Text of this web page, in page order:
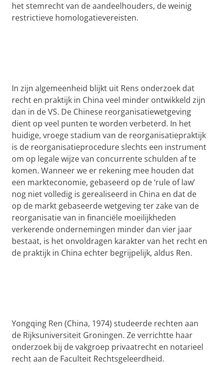
het stemrecht van de aandeelhouders, de weinig
restrictieve homologatievereisten.
In zijn algemeenheid blijkt uit Rens onderzoek dat
recht en praktijk in China veel minder ontwikkeld zijn
dan in de VS. De Chinese reorganisatiewetgeving
dient op veel punten te worden verbeterd. In het
huidige, vroege stadium van de reorganisatiepraktijk
is de reorganisatieprocedure slechts een instrument
om op legale wijze van concurrente schulden af te
komen. Wanneer we er rekening mee houden dat
een markteconomie, gebaseerd op de ‘rule of law’
nog niet volledig is gerealiseerd in China en dat de
op de markt gebaseerde wetgeving ter zake van de
reorganisatie van in financiële moeilijkheden
verkerende ondernemingen minder dan vier jaar
bestaat, is het onvoldragen karakter van het recht en
de praktijk in China echter begrijpelijk, aldus Ren.
Yongqing Ren (China, 1974) studeerde rechten aan
de Rijksuniversiteit Groningen. Ze verrichtte haar
onderzoek bij de vakgroep privaatrecht en notarieel
recht aan de Faculteit Rechtsgeleerdheid.